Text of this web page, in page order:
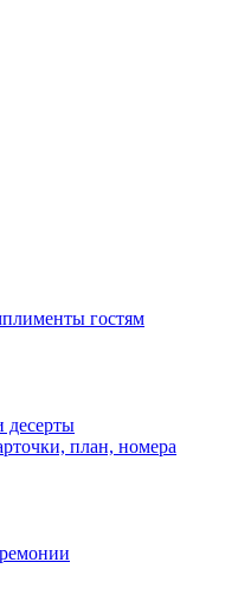
гостям
десерты
план, номера